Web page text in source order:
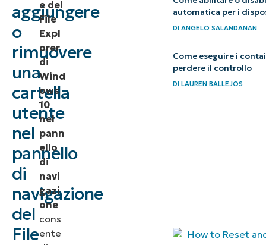
aggiungere
o
rimuovere
una
cartella
utente
nel
pannello
di
navigazione
del
File
o rimuovere
utente dal
navigazione
in Windows
10
ripristinare
impostazioni
e del
File
Expl
orer
di
Wind
ows
10
nel
pann
ello
di
navi
gazi
one
cons
ente
automatica per i
DIANGELO SALANDANAN
Come eseguire i
perdere il controllo
DILAUREN BALLEJOS